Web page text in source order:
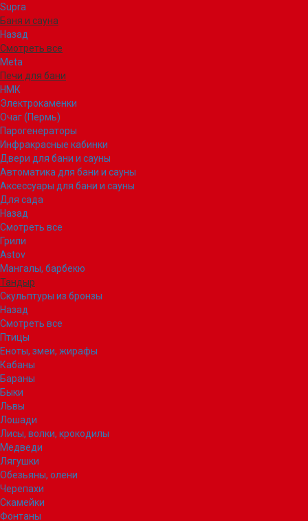
Supra
Баня и сауна
Назад
Смотреть все
Meta
Печи для бани
НМК
Электрокаменки
Очаг (Пермь)
Парогенераторы
Инфракрасные кабинки
Двери для бани и сауны
Автоматика для бани и сауны
Аксессуары для бани и сауны
Для сада
Назад
Смотреть все
Грили
Astov
Мангалы, барбекю
Тандыр
Скульптуры из бронзы
Назад
Смотреть все
Птицы
Еноты, змеи, жирафы
Кабаны
Бараны
Быки
Львы
Лошади
Лисы, волки, крокодилы
Медведи
Лягушки
Обезьяны, олени
Черепахи
Скамейки
Фонтаны